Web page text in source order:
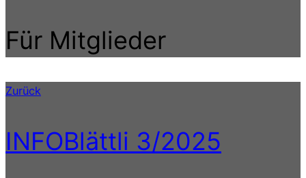
Für Mitglieder
Zurück
INFOBlättli 3/2025